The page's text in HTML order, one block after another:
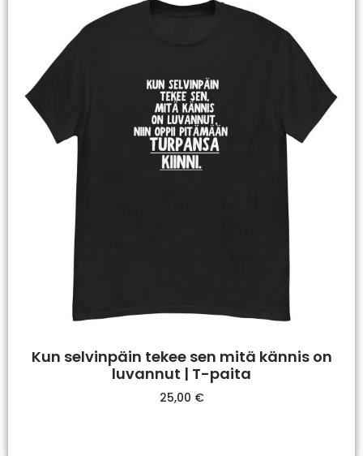
Kun selvinpäin tekee sen mitä kännis on
luvannut | T-paita
25,00 €